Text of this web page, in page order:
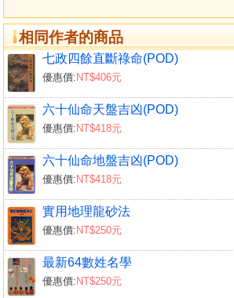
相同作者的商品
七政四餘直斷祿命(POD)
優惠價: NT$406元
六十仙命天盤吉凶(POD)
優惠價: NT$418元
六十仙命地盤吉凶(POD)
優惠價: NT$418元
實用地理龍砂法
優惠價: NT$250元
最新64數姓名學
優惠價: NT$250元
第十二節 廟
第十三節 塔
第十四節 陰溝
第十五節 門樓
第五篇 陽宅理氣
第一章 男女命宮與卦宅
第一節 男女命宮定卦宅
第二節 男女生命定卦宮
第三節 男女命宮與卦宅吉凶定局
第二章 陽宅門向
第一節 陽宅門向總論
第二節 陽宅門向分論
第三章 陽宅房床
第一節 房床門要論
第二節 三元八宅命宮論房床